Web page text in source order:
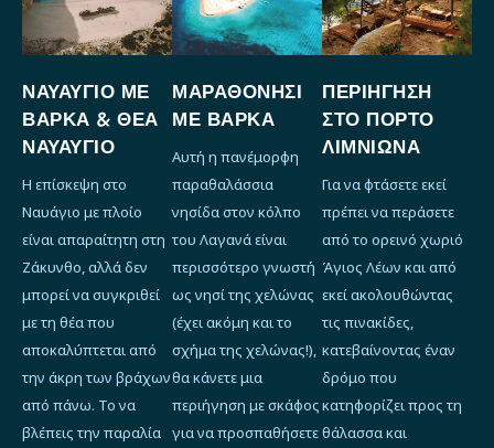
ΝΑΥΑΥΓΙΟ ΜΕ
ΒΑΡΚΑ & ΘΕΑ
ΝΑΥΑΥΓΙΟ
Η επίσκεψη στο
Ναυάγιο με πλοίο
είναι απαραίτητη στη
Ζάκυνθο, αλλά δεν
μπορεί να συγκριθεί
με τη θέα που
αποκαλύπτεται από
την άκρη των βράχων
από πάνω. Το να
βλέπεις την παραλία
ΜΑΡΑΘΟΝΉΣΙ
ΜΕ ΒΆΡΚΑ
Αυτή η πανέμορφη
παραθαλάσσια
νησίδα στον κόλπο
του Λαγανά είναι
περισσότερο γνωστή
ως νησί της χελώνας
(έχει ακόμη και το
σχήμα της χελώνας!),
θα κάνετε μια
περιήγηση με σκάφος
για να προσπαθήσετε
ΠΕΡΙΉΓΗΣΗ
ΣΤΟ ΠΌΡΤΟ
ΛΙΜΝΙΏΝΑ
Για να φτάσετε εκεί
πρέπει να περάσετε
από το ορεινό χωριό
Άγιος Λέων και από
εκεί ακολουθώντας
τις πινακίδες,
κατεβαίνοντας έναν
δρόμο που
κατηφορίζει προς τη
θάλασσα και